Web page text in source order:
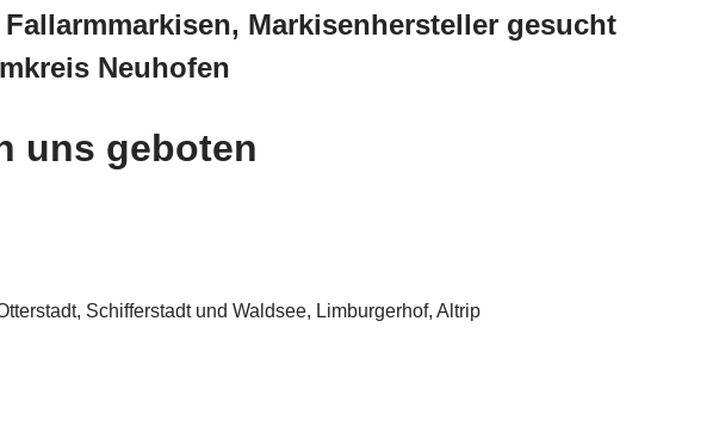
Markisenhersteller gesucht
Neuhofen
uns geboten
Schifferstadt und Waldsee, Limburgerhof, Altrip